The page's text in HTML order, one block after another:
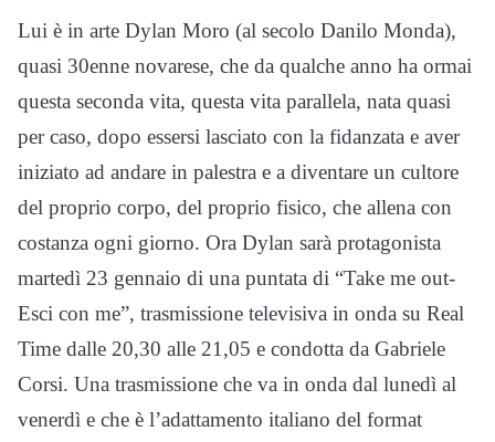
Lui è in arte Dylan Moro (al secolo Danilo Monda),
quasi 30enne novarese, che da qualche anno ha ormai
questa seconda vita, questa vita parallela, nata quasi
per caso, dopo essersi lasciato con la fidanzata e aver
iniziato ad andare in palestra e a diventare un cultore
del proprio corpo, del proprio fisico, che allena con
costanza ogni giorno. Ora Dylan sarà protagonista
martedì 23 gennaio di una puntata di “Take me out-
Esci con me”, trasmissione televisiva in onda su Real
Time dalle 20,30 alle 21,05 e condotta da Gabriele
Corsi. Una trasmissione che va in onda dal lunedì al
venerdì e che è l’adattamento italiano del format